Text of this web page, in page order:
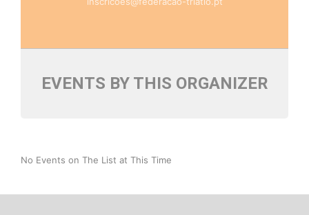
EVENTS BY THIS ORGANIZER
No Events on The List at This Time